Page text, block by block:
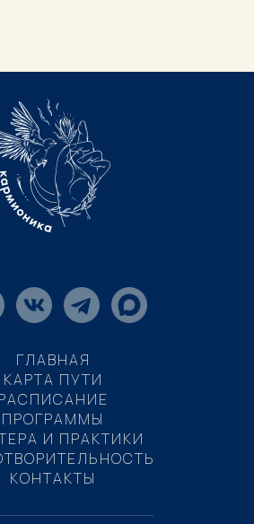
ГЛАВНАЯ
КАРТА ПУТИ
ПРОГРАММЫ
И ПРАКТИКИ
КОНТАКТЫ